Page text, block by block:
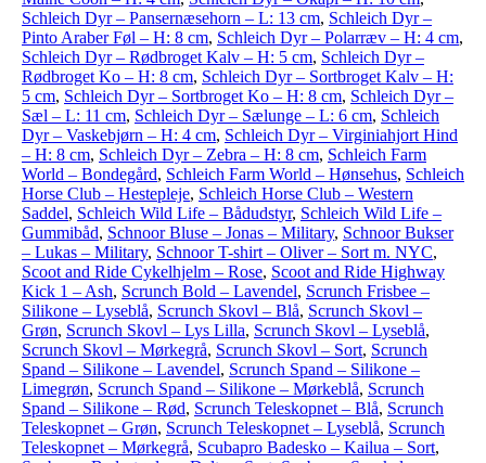
Schleich Dyr – Pansernæsehorn – L: 13 cm, Schleich Dyr –
Pinto Araber Føl – H: 8 cm, Schleich Dyr – Polarræv – H: 4 cm,
Schleich Dyr – Rødbroget Kalv – H: 5 cm, Schleich Dyr –
Rødbroget Ko – H: 8 cm, Schleich Dyr – Sortbroget Kalv – H:
5 cm, Schleich Dyr – Sortbroget Ko – H: 8 cm, Schleich Dyr –
Sæl – L: 11 cm, Schleich Dyr – Sælunge – L: 6 cm, Schleich
Dyr – Vaskebjørn – H: 4 cm, Schleich Dyr – Virginiahjort Hind
– H: 8 cm, Schleich Dyr – Zebra – H: 8 cm, Schleich Farm
World – Bondegård, Schleich Farm World – Hønsehus, Schleich
Horse Club – Hestepleje, Schleich Horse Club – Western
Saddel, Schleich Wild Life – Bådudstyr, Schleich Wild Life –
Gummibåd, Schnoor Bluse – Jonas – Military, Schnoor Bukser
– Lukas – Military, Schnoor T-shirt – Oliver – Sort m. NYC,
Scoot and Ride Cykelhjelm – Rose, Scoot and Ride Highway
Kick 1 – Ash, Scrunch Bold – Lavendel, Scrunch Frisbee –
Silikone – Lyseblå, Scrunch Skovl – Blå, Scrunch Skovl –
Grøn, Scrunch Skovl – Lys Lilla, Scrunch Skovl – Lyseblå,
Scrunch Skovl – Mørkegrå, Scrunch Skovl – Sort, Scrunch
Spand – Silikone – Lavendel, Scrunch Spand – Silikone –
Limegrøn, Scrunch Spand – Silikone – Mørkeblå, Scrunch
Spand – Silikone – Rød, Scrunch Teleskopnet – Blå, Scrunch
Teleskopnet – Grøn, Scrunch Teleskopnet – Lyseblå, Scrunch
Teleskopnet – Mørkegrå, Scubapro Badesko – Kailua – Sort,